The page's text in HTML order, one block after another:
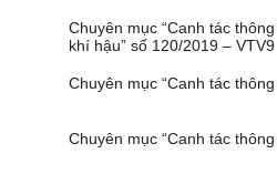
Chuyên mục “Canh tác
khí hậu” số 120/2019 – VTV9
Chuyên mục “Canh tác
Chuyên mục “Canh tác